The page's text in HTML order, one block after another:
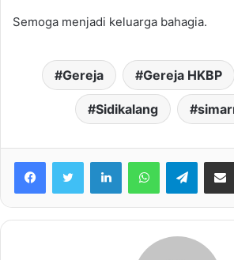
Semoga menjadi keluarga bahagia.
Gereja Gereja HKBP
Sidikalang
Telegram